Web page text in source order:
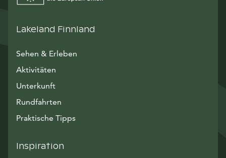
Lakeland Finnland
Sehen & Erleben
Aktivitäten
Unterkunft
Rundfahrten
Praktische Tipps
Inspiration